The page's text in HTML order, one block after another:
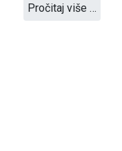
Pročitaj više …